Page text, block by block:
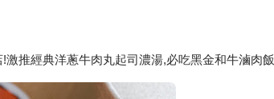
推經典洋蔥牛肉丸起司濃湯,必吃黑金和牛滷肉飯